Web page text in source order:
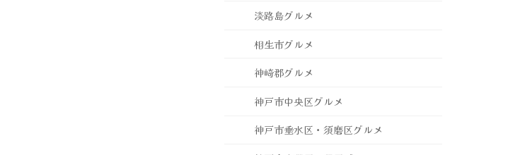
淡路島グルメ
相生市グルメ
神崎郡グルメ
神戸市中央区グルメ
神戸市垂水区・須磨区グルメ